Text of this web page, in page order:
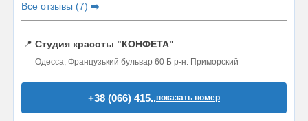
Все отзывы (7) ➡️
📍 Студия красоты "КОНФЕТА"
Одесса, Французький бульвар 60 Б р-н. Приморский
+38 (066) 415..показать номер